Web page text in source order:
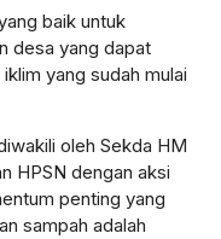
baik untuk
desa yang dapat
yang sudah mulai
oleh Sekda HM
HPSN dengan aksi
penting yang
sampah adalah